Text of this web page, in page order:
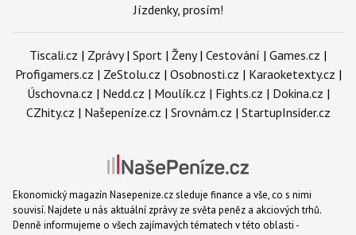
Jízdenky, prosím!
Tiscali.cz | Zprávy| Sport | Ženy| Cestování | Games.cz |
Profigamers.cz | ZeStolu.cz | Osobnosti.cz | Karaoketexty.cz |
Úschovna.cz | Nedd.cz | Moulík.cz | Fights.cz | Dokina.cz |
CZhity.cz | Našepeníze.cz | Srovnám.cz | StartupInsider.cz
Ekonomický magazín Nasepenize.cz sleduje finance a vše, co s nimi
souvisí. Najdete u nás aktuální zprávy ze světa peněz a akciových trhů.
Denně informujeme o všech zajímavých tématech v této oblasti -